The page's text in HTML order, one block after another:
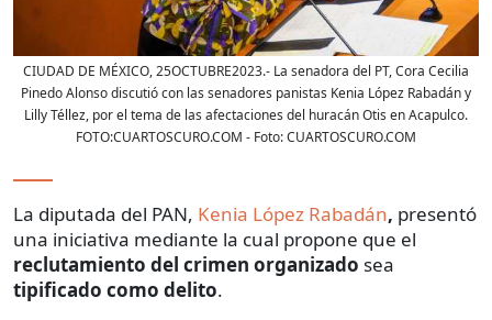
CIUDAD DE MÉXICO, 25OCTUBRE2023.- La senadora del PT, Cora Cecilia
Pinedo Alonso discutió con las senadores panistas Kenia López Rabadán y
Lilly Téllez, por el tema de las afectaciones del huracán Otis en Acapulco.
FOTO:CUARTOSCURO.COM - Foto:CUARTOSCURO.COM
La diputada del PAN, Kenia López Rabadán, presentó
una iniciativa mediante la cual propone que el
reclutamiento del crimen organizado sea
tipificado como delito.